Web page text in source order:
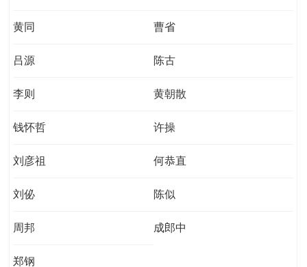
黄同 曹省
吕源 陈古
李则 黄朝散
钱怀哲 许操
刘彦祖 何恭直
刘佖 陈似
周邦 成郎中
郑钢